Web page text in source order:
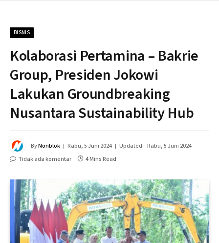
BISNIS
Kolaborasi Pertamina – Bakrie
Group, Presiden Jokowi
Lakukan Groundbreaking
Nusantara Sustainability Hub
ByNonblok Rabu, 5 Juni 2024 Updated: Rabu, 5 Juni 2024
Tidak ada komentar
4 Mins Read